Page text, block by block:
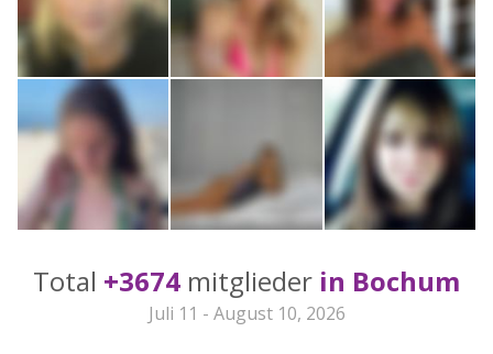
Total +3674 mitglieder in Bochum
Juli 11 - August 10, 2026